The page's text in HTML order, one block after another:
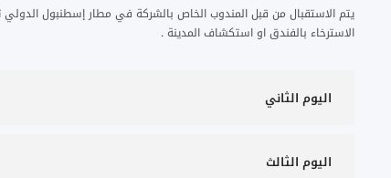
يتم الاستقبال من قبل المندوب الخاص بالشركة في مطار إسطنبول الدولي
الاسترخاء بالفندق او استكشاف المدينة .
اليوم الثاني
اليوم الثالث